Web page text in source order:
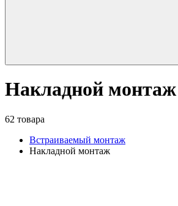
Накладной монтаж
62 товара
Встраиваемый монтаж
Накладной монтаж